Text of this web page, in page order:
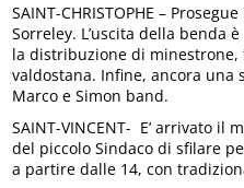
SAINT-CHRISTOPHE –
Sorreley. L’uscita della benda
la distribuzione di
valdostana. Infine, ancora una
Marco e Simon band.
SAINT-VINCENT- E’ arrivato il
del piccolo Sindaco di sfilare
a partire dalle 14, con